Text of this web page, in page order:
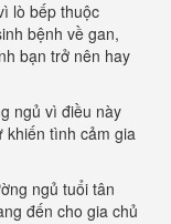
lò bếp thuộc
bệnh về gan,
bạn trở nên hay
ngủ vì điều này
tình cảm gia
ngủ tuổi tân
đến cho gia chủ